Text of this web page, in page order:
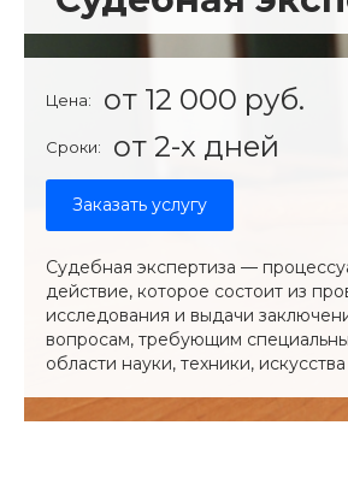
Цена: от 12 000 руб.
Сроки: от 2-х дней
Заказать услугу
Судебная экспертиза —
действие, которое состоит из
исследования и выдачи
вопросам, требующим
области науки, техники,